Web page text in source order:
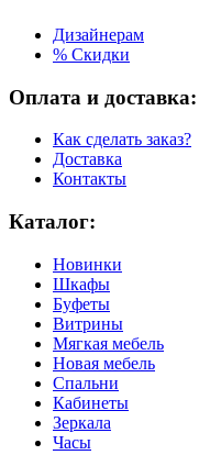
Дизайнерам
% Скидки
Оплата и доставка:
Как сделать заказ?
Доставка
Контакты
Каталог:
Новинки
Шкафы
Буфеты
Витрины
Мягкая мебель
Новая мебель
Спальни
Кабинеты
Зеркала
Часы